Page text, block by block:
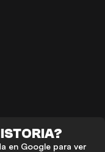
en Google para ver